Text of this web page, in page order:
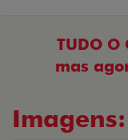
TUDO O
mas
Imagens: